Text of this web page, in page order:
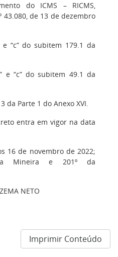
do ICMS – RICMS,
43.080, de 13 de dezembro
e “c” do subitem 179.1 da
e “c” do subitem 49.1 da
da Parte 1 do Anexo XVI.
entra em vigor na data
16 de novembro de 2022;
Mineira e 201º da
NETO
Imprimir Conteúdo